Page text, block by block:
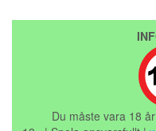
Du måste vara 18